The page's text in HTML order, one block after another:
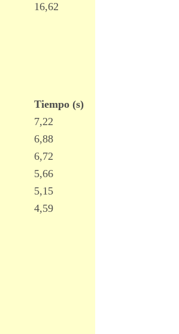
16,62
Tiempo (s)
7,22
6,88
6,72
5,66
5,15
4,59